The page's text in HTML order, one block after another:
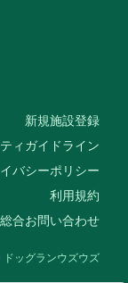
新規施設登録
ィガイドライン
バシーポリシー
利用規約
総合お問い合わせ
ッグランウズウズ